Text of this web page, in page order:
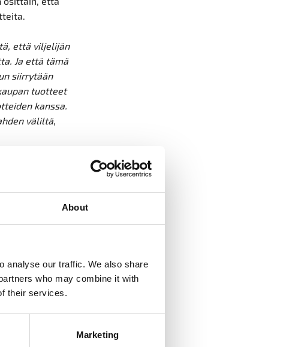
About
analyse our traffic. We also share
who may combine it with
their services.
Marketing
että viljelijän
Ja että tämä
siirrytään
tuotteet
kanssa.
väliltä,
aiempaa
pientä,